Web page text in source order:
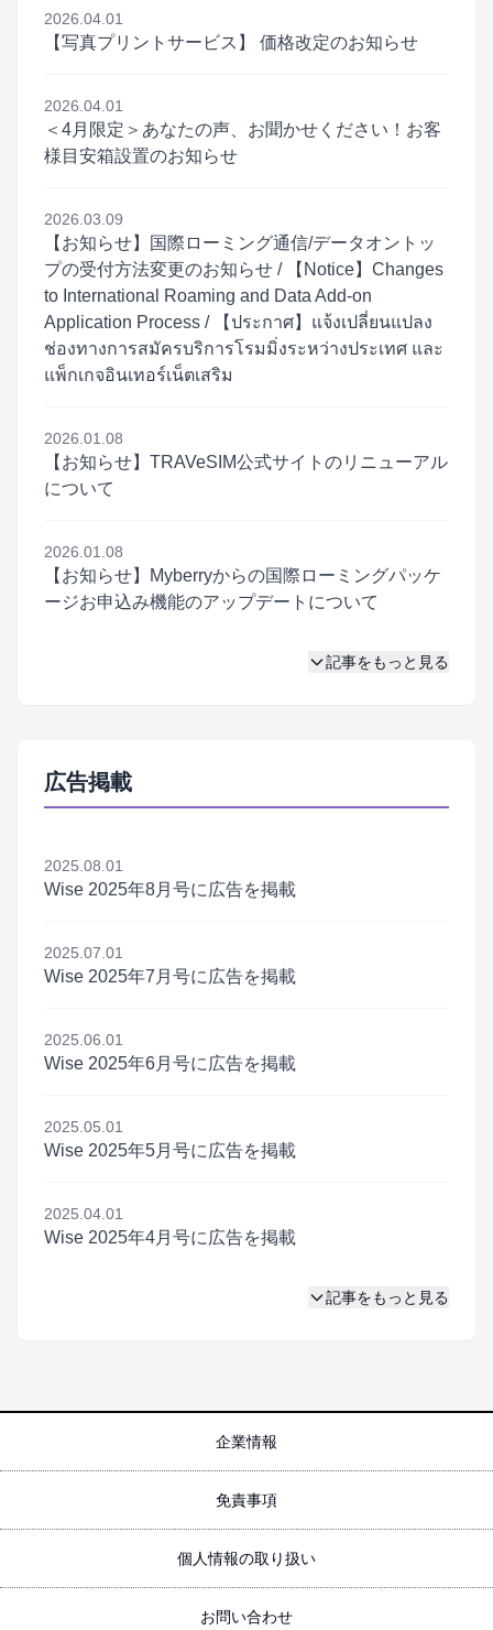
2026.04.01
【写真プリントサービス】 価格改定のお知らせ
2026.04.01
＜4月限定＞あなたの声、お聞かせください！お客
様目安箱設置のお知らせ
2026.03.09
【お知らせ】国際ローミング通信/データオントッ
プの受付方法変更のお知らせ / 【Notice】Changes
to International Roaming and Data Add-on
Application Process / 【ประกาศ】แจ้งเปลี่ยนแปลง
ช่องทางการสมัครบริการโรมมิ่งระหว่างประเทศ และ
แพ็กเกจอินเทอร์เน็ตเสริม
2026.01.08
【お知らせ】TRAVeSIM公式サイトのリニューアル
について
2026.01.08
【お知らせ】Myberryからの国際ローミングパッケ
ージお申込み機能のアップデートについて
記事をもっと見る
広告掲載
2025.08.01
Wise 2025年8月号に広告を掲載
2025.07.01
Wise 2025年7月号に広告を掲載
2025.06.01
Wise 2025年6月号に広告を掲載
2025.05.01
Wise 2025年5月号に広告を掲載
2025.04.01
Wise 2025年4月号に広告を掲載
記事をもっと見る
企業情報
免責事項
個人情報の取り扱い
お問い合わせ